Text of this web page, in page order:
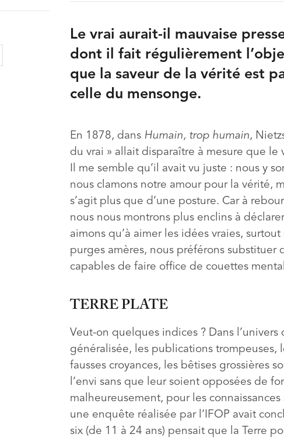
Le vrai aurait-il mauvaise
dont il fait régulièrement
que la saveur de la vérité est
celle du mensonge.
En 1878, dans Humain, trop humain,
du vrai » allait disparaître à mesure que le
Il me semble qu’il avait vu juste : nous y
nous clamons notre amour pour la vérité,
s’agit plus que d’une posture. Car à
nous nous montrons plus enclins à
aimons qu’à aimer les idées vraies,
purges amères, nous préférons substituer
capables de faire office de couettes
TERRE PLATE
Veut-on quelques indices ? Dans l’univers
généralisée, les publications trompeuses,
fausses croyances, les bêtises grossières
l’envi sans que leur soient opposées de
malheureusement, pour les
une enquête réalisée par l’IFOP avait
six (de 11 à 24 ans) pensait que la Terre